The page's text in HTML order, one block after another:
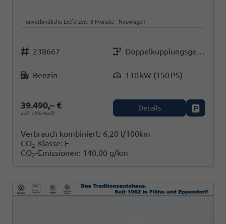
unverbindliche Lieferzeit: 8 Monate Neuwagen
Fahrzeugnr.
238667
Getriebe
Doppelkupplungsgetriebe (DSG)
Benzin 110 kW (150 PS)
39.490,– €
inkl. 19% MwSt.
Details
Verbrauch kombiniert: 6,20 l/100km
CO2-Klasse: E
CO2-Emissionen: 140,00 g/km